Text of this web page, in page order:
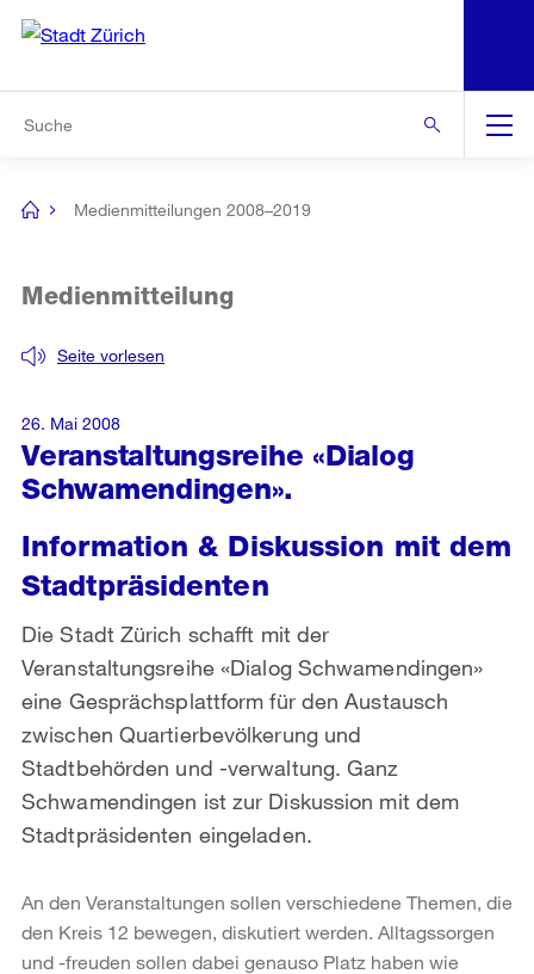
Navigation
[no
Medienmitteilungen 2008–2019
Veranstaltungsreihe «Dialog
Schwamendingen».
Seite vorlesen
Medienmitteilung
Information & Diskussion mit dem
Stadtpräsidenten
Die Stadt Zürich schafft mit der
Veranstaltungsreihe «Dialog Schwamendingen»
eine Gesprächsplattform für den Austausch
zwischen Quartierbevölkerung und
Stadtbehörden und -verwaltung. Ganz
Schwamendingen ist zur Diskussion mit dem
Stadtpräsidenten eingeladen.
26. Mai 2008
An den Veranstaltungen sollen verschiedene Themen, die
den Kreis 12 bewegen, diskutiert werden. Alltagssorgen
und -freuden sollen dabei genauso Platz haben wie